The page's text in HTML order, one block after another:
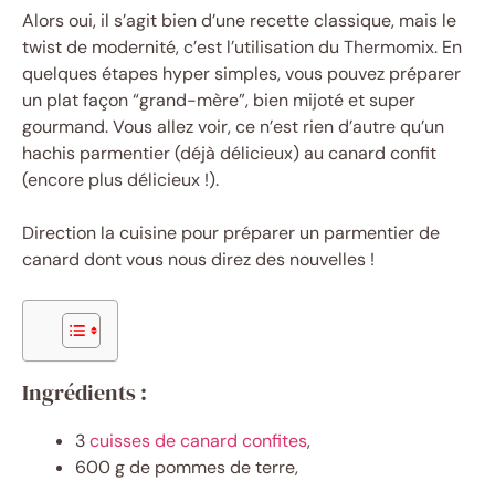
Alors oui, il s’agit bien d’une recette classique, mais le
twist de modernité, c’est l’utilisation du Thermomix. En
quelques étapes hyper simples, vous pouvez préparer
un plat façon “grand-mère”, bien mijoté et super
gourmand. Vous allez voir, ce n’est rien d’autre qu’un
hachis parmentier (déjà délicieux) au canard confit
(encore plus délicieux !).
Direction la cuisine pour préparer un parmentier de
canard dont vous nous direz des nouvelles !
Ingrédients :
3cuisses de canard confites,
600 g de pommes de terre,